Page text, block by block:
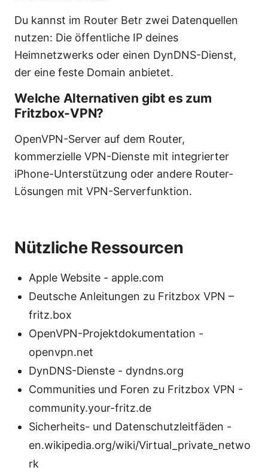
Du kannst im Router Betr zwei Datenquellen
nutzen: Die öffentliche IP deines
Heimnetzwerks oder einen DynDNS-Dienst,
der eine feste Domain anbietet.
Welche Alternativen gibt es zum
Fritzbox-VPN?
OpenVPN-Server auf dem Router,
kommerzielle VPN-Dienste mit integrierter
iPhone-Unterstützung oder andere Router-
Lösungen mit VPN-Serverfunktion.
Nützliche Ressourcen
Apple Website - apple.com
Deutsche Anleitungen zu Fritzbox VPN –
fritz.box
OpenVPN-Projektdokumentation -
openvpn.net
DynDNS-Dienste - dyndns.org
Communities und Foren zu Fritzbox VPN -
community.your-fritz.de
Sicherheits- und Datenschutzleitfäden -
en.wikipedia.org/wiki/Virtual_private_netwo
rk